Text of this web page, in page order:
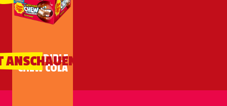
INCREDIBLE
CHEW COLA
ANSCHAUEN